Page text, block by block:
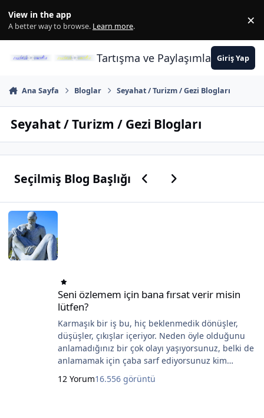
View in the app
A better way to browse. Learn more. ×
Tartışma ve PaylaşımlarınGiriş Yap
Ana Sayfa Bloglar Seyahat / Turizm / Gezi Blogları
Seyahat / Turizm / Gezi Blogları
Seçilmiş Blog BaşlığıPrevious carousel slide
Next carousel
Seni özlemem için bana fırsat verir misin
lütfen?
Karmaşık bir iş bu, hiç beklenmedik dönüşler,
düşüşler, çıkışlar içeriyor. Neden öyle olduğunu
anlamadığınız bir çok olayı yaşıyorsunuz, belki de
anlamamak için çaba sarf ediyorsunuz kim
çok mutlu hissediyorsunuz. Birden üstünüzdeki
12 Yorum16.556 görüntü